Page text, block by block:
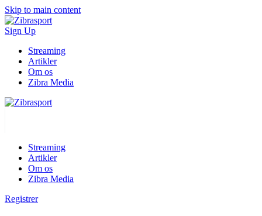
Skip to main content
Sign Up
Streaming
Artikler
Om os
Zibra Media
Streaming
Artikler
Om os
Zibra Media
Registrer